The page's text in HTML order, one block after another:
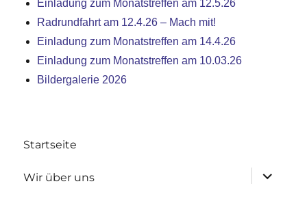
Einladung zum Monatstreffen am 12.5.26
Radrundfahrt am 12.4.26 – Mach mit!
Einladung zum Monatstreffen am 14.4.26
Einladung zum Monatstreffen am 10.03.26
Bildergalerie 2026
Startseite
Wir über uns